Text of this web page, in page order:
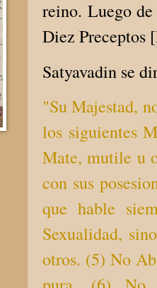
reino. Luego
Diez Preceptos
Satyavadin se
"Su Majestad,
los siguientes
Mate, mutile u
con sus
que hable
Sexualidad,
otros. (5) No